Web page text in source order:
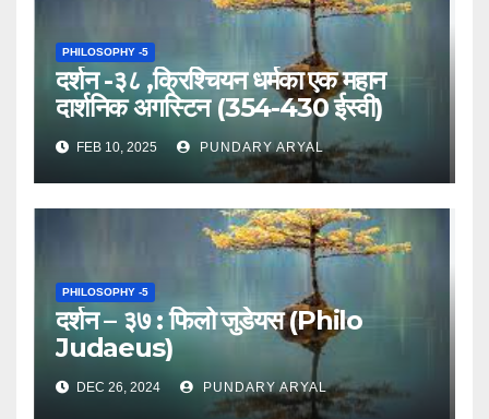
PHILOSOPHY -5
दर्शन -३८ ,क्रिश्चियन धर्मका एक महान
दार्शनिक अगस्टिन (354-430 ईस्वी)
FEB 10, 2025 PUNDARY ARYAL
PHILOSOPHY -5
दर्शन – ३७ : फिलो जुडेयस (Philo
Judaeus)
DEC 26, 2024 PUNDARY ARYAL